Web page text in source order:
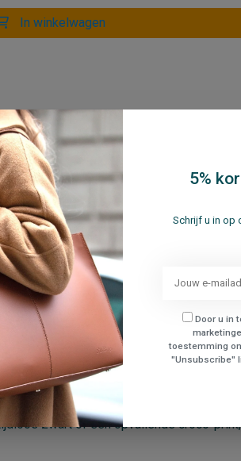
In winkelwagen
De een wil een zakelijke uitstraling,
vrij wilt houden.
of klantbezoeken.
van een echte laptoptas.
maar ook lang mooi blijven. Kies
stevige voering en oog voor
zwart of een opvallende croco-
5%
Schrijf u in op
Door u in
toestemming
"Unsubscribe"